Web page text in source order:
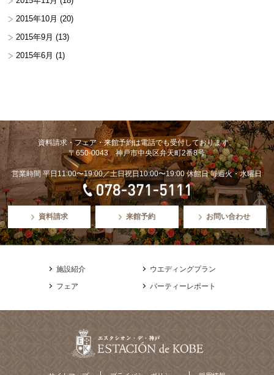
2015年10月 (20)
2015年9月 (13)
2015年6月 (1)
資料請求・フェア・来館予約は電話でも受付しております。
〒650-0043 神戸市中央区弁天町2番8号
営業時間 平日11:00〜19:00／土日祝日10:00〜19:00 休館日 毎週火・水曜日
資料請求 来館予約 お問い合わせ
施設紹介
ウエディングプラン
フェア
パーティーレポート